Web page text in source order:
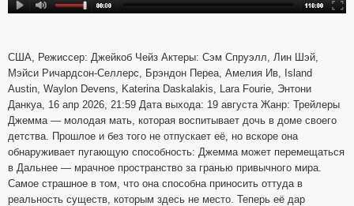
США, Режиссер: Джейкоб Чейз Актеры: Сэм Спруэлл, Лин Шэй,
Мэйси Ричардсон-Селлерс, Брэндон Переа, Амелия Ив, Island
Austin, Waylon Devens, Katerina Daskalakis, Lara Fourie, Энтони
Данкуа, 16 апр 2026, 21:59 Дата выхода: 19 августа Жанр: Трейлеры
Джемма — молодая мать, которая воспитывает дочь в доме своего
детства. Прошлое и без того не отпускает её, но вскоре она
обнаруживает пугающую способность: Джемма может перемещаться
в Дальнее — мрачное пространство за гранью привычного мира.
Самое страшное в том, что она способна приносить оттуда в
реальность существ, которым здесь не место. Теперь её дар